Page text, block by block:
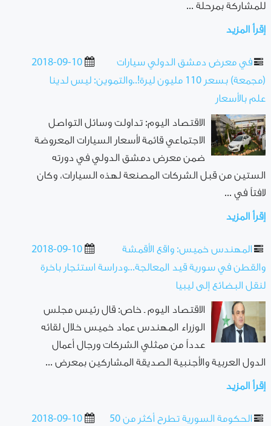
للمشاركة بمرحلة ...
إقرأ المزيد
2018-09-10
في معرض دمشق الدولي سيارات
(مجمعة) بسعر 110 مليون ليرة!..والتموين: ليس لدينا
علم بالأسعار
الاقتصاد اليوم: تداولت وسائل التواصل
الاجتماعي قائمة لأسعار السيارات المعروضة
ضمن معرض دمشق الدولي في دورته
الستين من قبل الشركات المصنعة لهذه السيارات، وكان
لافتاً في ...
إقرأ المزيد
2018-09-10
المهندس خميس: واقع الأقمشة
والقطن في سورية قيد المعالجة...ودراسة استئجار باخرة
لنقل البضائع إلى ليبيا
الاقتصاد اليوم ـ خاص: قال رئيس مجلس
الوزراء المهندس عماد خميس خلال لقائه
عدداً من ممثلي الشركات ورجال أعمال
الدول العربية والأجنبية الصديقة المشاركين بمعرض ...
إقرأ المزيد
2018-09-10
الحكومة السورية تطرح أكثر من 50